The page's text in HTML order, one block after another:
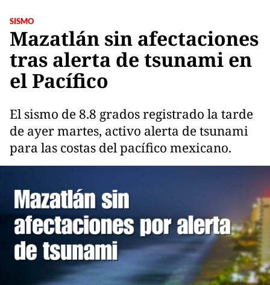
SISMO
Mazatlán sin afectaciones
tras alerta de tsunami en
el Pacífico
El sismo de 8.8 grados registrado la tarde
de ayer martes, activo alerta de tsunami
para las costas del pacífico mexicano.